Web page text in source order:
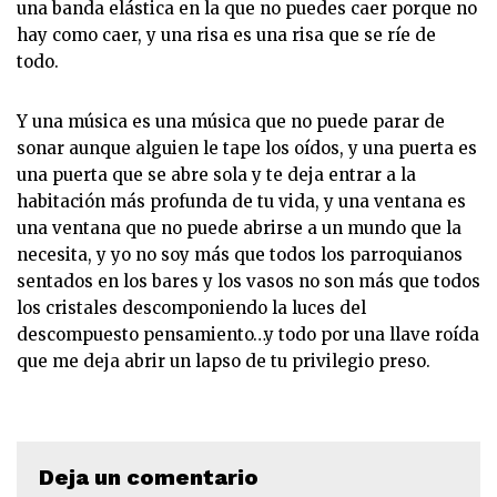
una banda elástica en la que no puedes caer porque no
hay como caer, y una risa es una risa que se ríe de
todo.
Y una música es una música que no puede parar de
sonar aunque alguien le tape los oídos, y una puerta es
una puerta que se abre sola y te deja entrar a la
habitación más profunda de tu vida, y una ventana es
una ventana que no puede abrirse a un mundo que la
necesita, y yo no soy más que todos los parroquianos
sentados en los bares y los vasos no son más que todos
los cristales descomponiendo la luces del
descompuesto pensamiento…y todo por una llave roída
que me deja abrir un lapso de tu privilegio preso.
Deja un comentario